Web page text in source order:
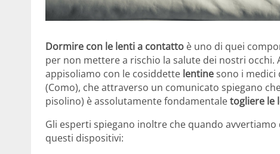
Dormire con le lenti a contatto è uno di quei
per non mettere a rischio la salute dei nostri
appisoliamo con le cosiddette lentinesono i medici
(Como), che attraverso un comunicato spiegano
pisolino) è assolutamente fondamentaletogliere le
Gli esperti spiegano inoltre che quando avvertiamo
questi dispositivi: